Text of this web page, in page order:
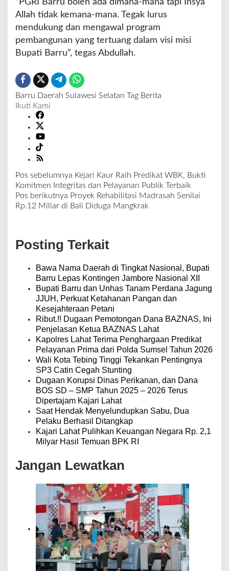
“PGRI Barru boleh ada dimana-mana tapi Insya
Allah tidak kemana-mana. Tegak lurus
mendukung dan mengawal program
pembangunan yang tertuang dalam visi misi
Bupati Barru”, tegas Abdullah.
Barru Daerah Sulawesi Selatan Tag Berita
Ikuti Kami
N
a
v
a
s
Pos sebelumnya Kejari Kaur Raih Predikat WBK, Bukti
Komitmen Integritas dan Pelayanan Publik Terbaik
Pos berikutnya Proyek Rehabilitasi Madrasah Senilai
Rp.12 Miliar di Bali Diduga Mangkrak
Posting Terkait
Bawa Nama Daerah di Tingkat Nasional, Bupati
Barru Lepas Kontingen Jambore Nasional XII
Bupati Barru dan Unhas Tanam Perdana Jagung
JJUH, Perkuat Ketahanan Pangan dan
Kesejahteraan Petani
Ribut.!! Dugaan Pemotongan Dana BAZNAS, Ini
Penjelasan Ketua BAZNAS Lahat
Kapolres Lahat Terima Penghargaan Predikat
Pelayanan Prima dari Polda Sumsel Tahun 2026
Wali Kota Tebing Tinggi Tekankan Pentingnya
SP3 Catin Cegah Stunting
Dugaan Korupsi Dinas Perikanan, dan Dana
BOS SD – SMP Tahun 2025 – 2026 Terus
Dipertajam Kajari Lahat
Saat Hendak Menyelundupkan Sabu, Dua
Pelaku Berhasil Ditangkap
Kajari Lahat Pulihkan Keuangan Negara Rp. 2,1
Milyar Hasil Temuan BPK RI
Jangan Lewatkan